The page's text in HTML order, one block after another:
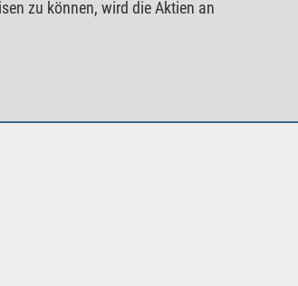
zu können, wird die Aktien an